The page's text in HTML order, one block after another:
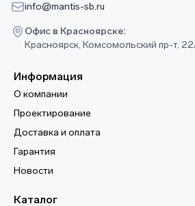
info@mantis-sb.ru
Офис в Красноярске:
Красноярск, Комсомольский пр-т,
Информация
О компании
Проектирование
Доставка и оплата
Гарантия
Новости
Каталог